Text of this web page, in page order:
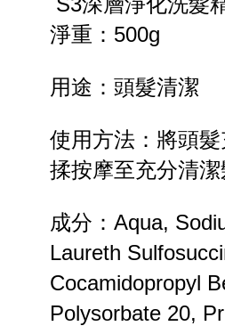
淨重：500g
用途：頭髮清潔
使用方法：將頭
揉按摩至充分清
成分：Aqua,
Laureth
Cocamidopropyl
Polysorbate 20,